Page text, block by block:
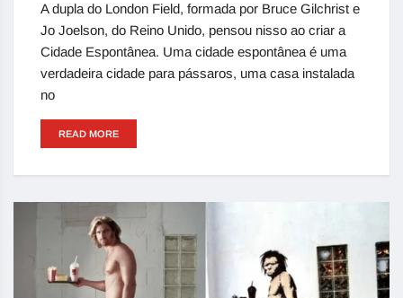
A dupla do London Field, formada por Bruce Gilchrist e
Jo Joelson, do Reino Unido, pensou nisso ao criar a
Cidade Espontânea. Uma cidade espontânea é uma
verdadeira cidade para pássaros, uma casa instalada
no
READ MORE